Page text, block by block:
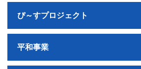
ぴ～すプロジェクト
平和事業